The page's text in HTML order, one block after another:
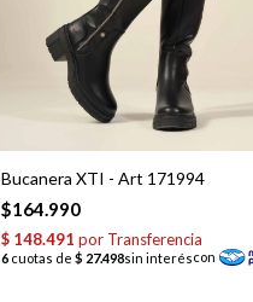
Bucanera XTI - Art 171994
$164.990